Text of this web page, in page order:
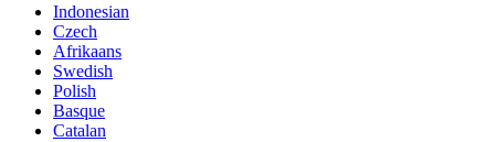
Indonesian
Czech
Afrikaans
Swedish
Polish
Basque
Catalan